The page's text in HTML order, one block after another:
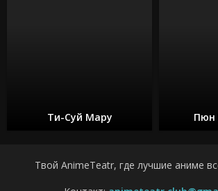
Ти-Суй Мару Пюн
Твой AnimeTeatr, где лучшие аниме